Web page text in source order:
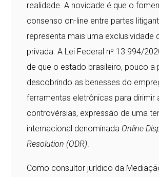
realidade.A novidade é que o
consenso on-line entre partes
representa mais uma exclusividade
privada. A Lei Federal nº 13.994/
de que o estado brasileiro, pouco a
descobrindo as benesses do
ferramentas eletrônicas para dirimir
controvérsias, expressão de uma
internacional denominada Online
Resolution (ODR).
Como consultor jurídico da